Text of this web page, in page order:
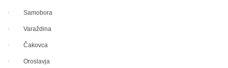
· Samobora
· Varaždina
· Čakovca
· Oroslavja